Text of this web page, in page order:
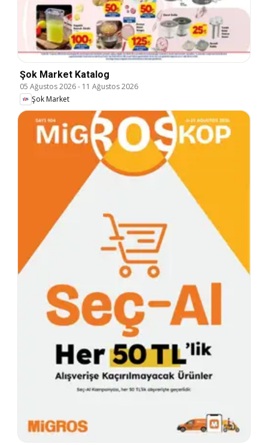
Şok Market Katalog
05 Ağustos 2026- 11 Ağustos 2026
Şok Market